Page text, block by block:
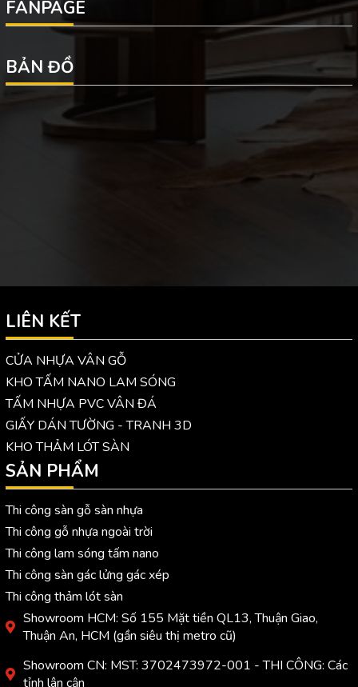
FANPAGE
BẢN ĐỒ
LIÊN KẾT
CỬA NHỰA VÂN GỖ
KHO TẤM NANO LAM SÓNG
TẤM NHỰA PVC VÂN ĐÁ
GIẤY DÁN TƯỜNG - TRANH 3D
KHO THẢM LÓT SÀN
SẢN PHẨM
Thi công sàn gỗ sàn nhựa
Thi công gỗ nhựa ngoài trời
Thi công lam sóng tấm nano
Thi công sàn gác lửng gác xép
Thi công thảm lót sàn
Showroom HCM: Số 155 Mặt tiền QL13, Thuận Giao,
Thuận An, HCM (gần siêu thị metro cũ)
Showroom CN: MST: 3702473972-001 - THI CÔNG: Các
tỉnh lân cận